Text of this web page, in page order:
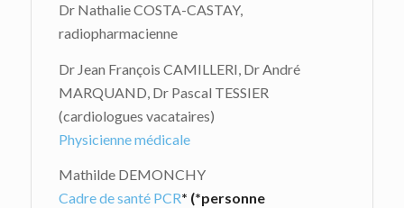
Dr Nathalie COSTA-CASTAY,
radiopharmacienne
Dr Jean François CAMILLERI, Dr André
MARQUAND, Dr Pascal TESSIER
(cardiologues vacataires)
Physicienne médicale
Mathilde DEMONCHY
Cadre de santé PCR* (*personne